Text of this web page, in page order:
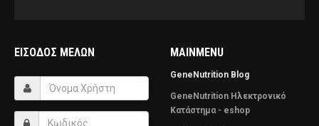
ΕΊΣΟΔΟΣ ΜΕΛΏΝ MAINMENU
GeneNutrition Blog
GeneNutrition Ηλεκτρονικό
Κατάστημα - eshop